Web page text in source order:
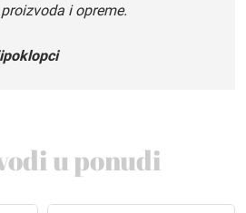
i opreme.
u ponudi